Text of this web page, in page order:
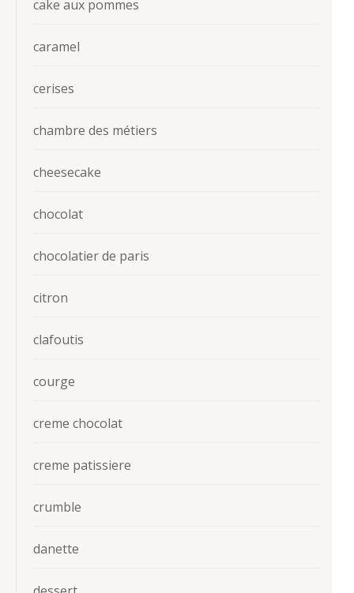
cake aux pommes
caramel
cerises
chambre des métiers
cheesecake
chocolat
chocolatier de paris
citron
clafoutis
courge
creme chocolat
creme patissiere
crumble
danette